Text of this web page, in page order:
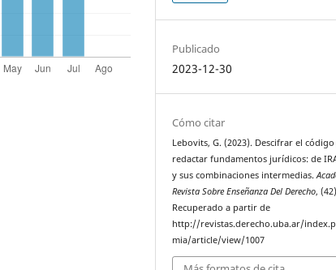
Publicado
2023-12-30
Cómo citar
Lebovits, G. (2023). Descifrar el
redactar fundamentos jurídicos: de
y sus combinaciones intermedias.
Revista Sobre Enseñanza Del Derecho,
Recuperado a partir de
http://revistas.derecho.uba.ar/
mia/article/view/1007